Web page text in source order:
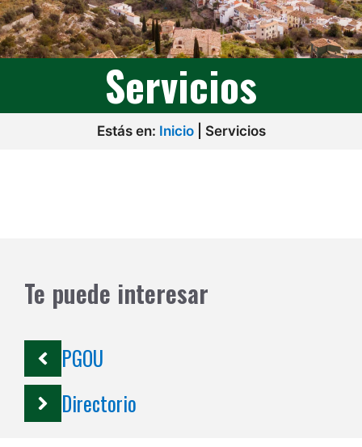
Servicios
Estás en: Inicio| Servicios
Te puede interesar
PGOU
Directorio